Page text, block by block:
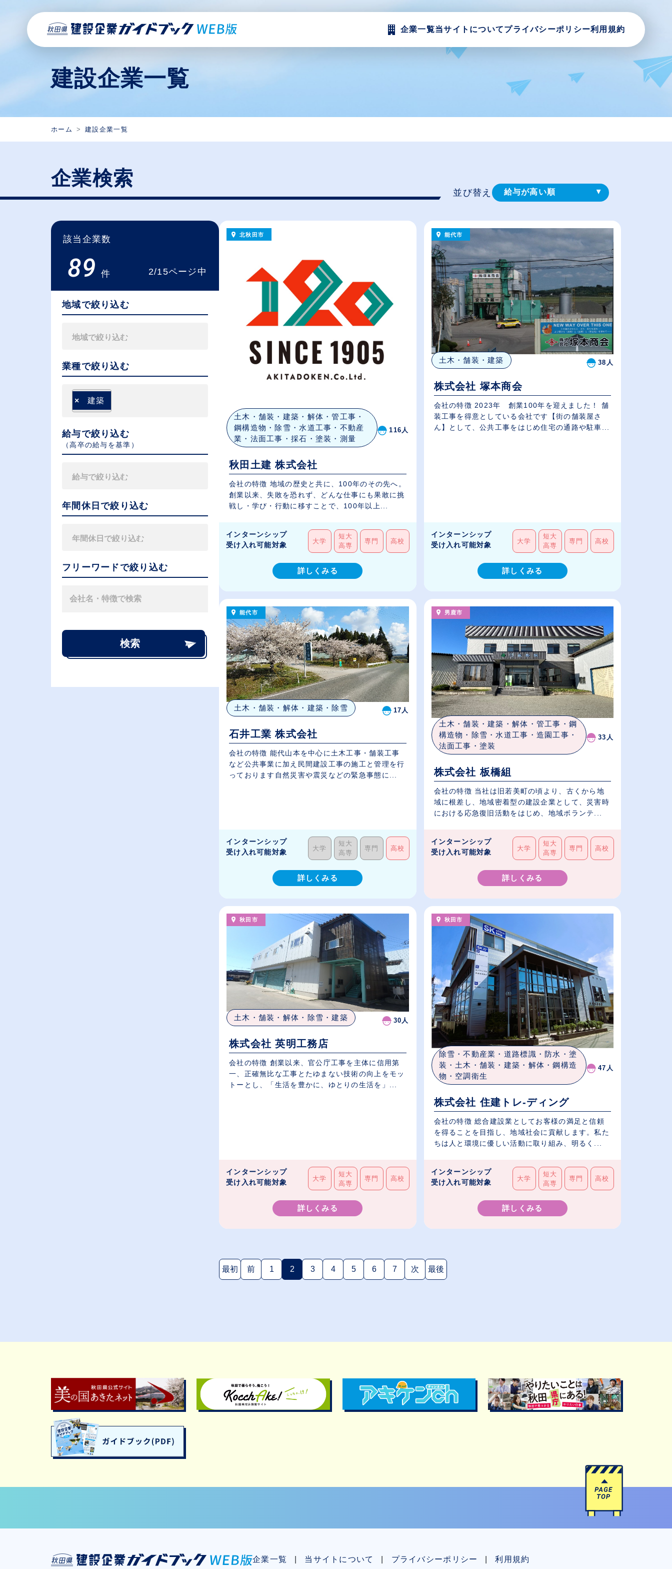
企業一覧当サイトについてプライバシーポリシー利用規約
建設企業一覧
ホーム 建設企業一覧
企業検索
該当企業数
89 件 2/15ページ中
地域で絞り込む
業種で絞り込む
× 建築
給与で絞り込む
（⾼卒の給与を基準）
年間休日で絞り込む
フリーワードで絞り込む
検索
並び替え 給与が高い順
従業員が多い順
休日数が多い順
北秋田市
土木・舗装・建築・解体・管工事・
鋼構造物・除雪・水道工事・不動産
業・法面工事・採石・塗装・測量
116人
秋田土建 株式会社
会社の特徴 地域の歴史と共に、100年のその先へ。
創業以来、失敗を恐れず、どんな仕事にも果敢に挑
戦し・学び・行動に移すことで、100年以上...
インターンシップ
受け入れ可能対象
大学
短大
高専
専門 高校
詳しくみる
能代市
土木・舗装・建築 38人
株式会社 塚本商会
会社の特徴 2023年 創業100年を迎えました！ 舗
装工事を得意としている会社です【街の舗装屋さ
ん】として、公共工事をはじめ住宅の通路や駐車...
インターンシップ
受け入れ可能対象
大学
短大
高専
専門 高校
詳しくみる
能代市
土木・舗装・解体・建築・除雪 17人
石井工業 株式会社
会社の特徴 能代山本を中心に土木工事・舗装工事
など公共事業に加え民間建設工事の施工と管理を行
っております自然災害や震災などの緊急事態に...
インターンシップ
受け入れ可能対象
大学
短大
高専
専門 高校
詳しくみる
男鹿市
土木・舗装・建築・解体・管工事・鋼
構造物・除雪・水道工事・造園工事・
法面工事・塗装
33人
株式会社 板橋組
会社の特徴 当社は旧若美町の頃より、古くから地
域に根差し、地域密着型の建設企業として、災害時
における応急復旧活動をはじめ、地域ボランテ...
インターンシップ
受け入れ可能対象
大学
短大
高専
専門 高校
詳しくみる
秋田市
土木・舗装・解体・除雪・建築 30人
株式会社 英明工務店
会社の特徴 創業以来、官公庁工事を主体に信用第
一、正確無比な工事とたゆまない技術の向上をモッ
トーとし、「生活を豊かに、ゆとりの生活を」...
インターンシップ
受け入れ可能対象
大学
短大
高専
専門 高校
詳しくみる
秋田市
除雪・不動産業・道路標識・防水・塗
装・土木・舗装・建築・解体・鋼構造
物・空調衛生
47人
株式会社 住建トレ-ディング
会社の特徴 総合建設業としてお客様の満足と信頼
を得ることを目指し、地域社会に貢献します。私た
ちは人と環境に優しい活動に取り組み、明るく...
インターンシップ
受け入れ可能対象
大学
短大
高専
専門 高校
詳しくみる
最初 前 1 2(現在のページ)
3 4 5 6 7 次 最後
企業一覧 当サイトについて プライバシーポリシー 利用規約